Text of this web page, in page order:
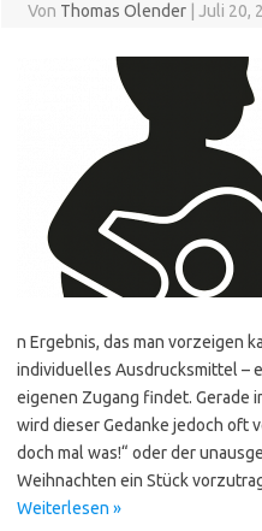
Von Thomas Olender Juli 20,
n Ergebnis, das man vorzeigen
individuelles Ausdrucksmittel –
eigenen Zugang findet. Gerade
wird dieser Gedanke jedoch oft
doch mal was!“ oder der
Weihnachten ein Stück
Weiterlesen »